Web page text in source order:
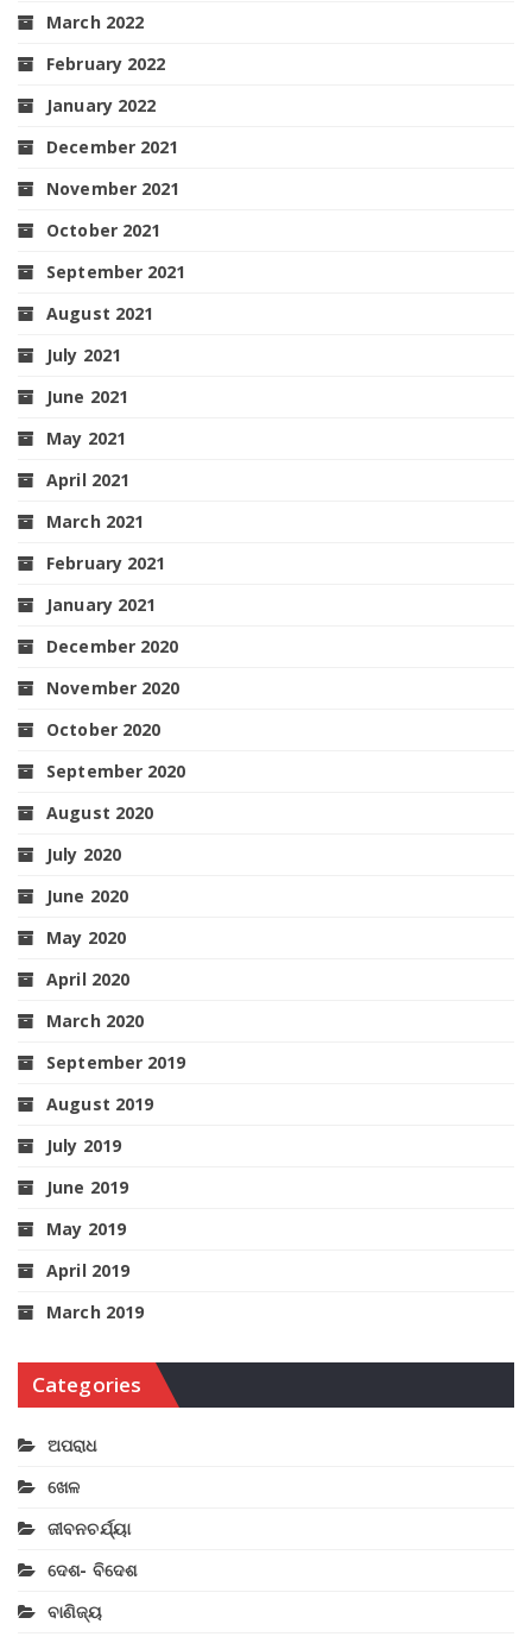
March 2022
February 2022
January 2022
December 2021
November 2021
October 2021
September 2021
August 2021
July 2021
June 2021
May 2021
April 2021
March 2021
February 2021
January 2021
December 2020
November 2020
October 2020
September 2020
August 2020
July 2020
June 2020
May 2020
April 2020
March 2020
September 2019
August 2019
July 2019
June 2019
May 2019
April 2019
March 2019
Categories
ଅପରାଧ
ଖେଳ
ଜୀବନଚର୍ଯ୍ୟା
ଦେଶ- ବିଦେଶ
ବାଣିଜ୍ୟ